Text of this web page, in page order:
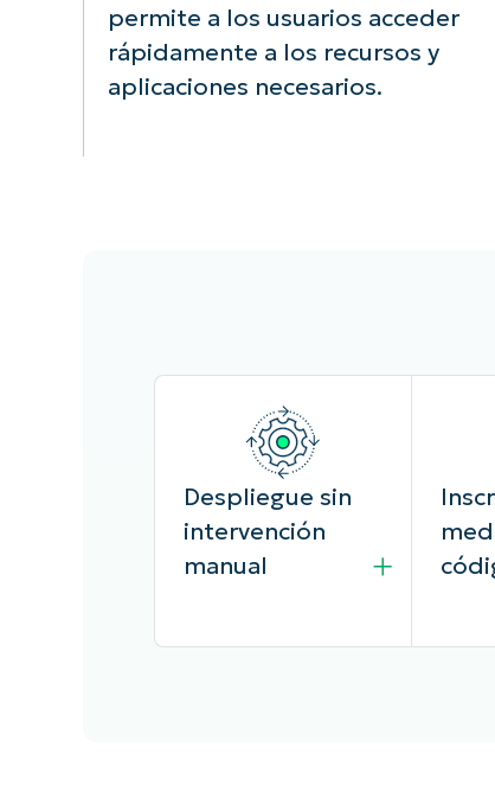
permite a los usuarios acceder
rápidamente a los recursos y
aplicaciones necesarios.
Despliegue sin
intervención
manual